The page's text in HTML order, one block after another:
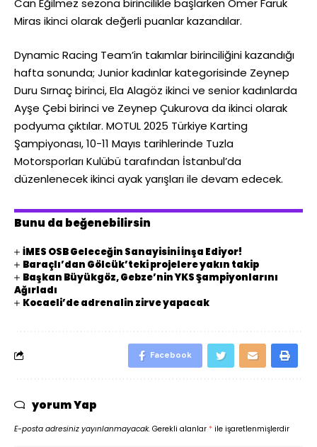
Can Eğilmez sezona birincilikle başlarken Ömer Faruk
Miras ikinci olarak değerli puanlar kazandılar.
Dynamic Racing Team’in takımlar birinciliğini kazandığı
hafta sonunda; Junior kadınlar kategorisinde Zeynep
Duru Sırnaç birinci, Ela Alagöz ikinci ve senior kadınlarda
Ayşe Çebi birinci ve Zeynep Çukurova da ikinci olarak
podyuma çıktılar. MOTUL 2025 Türkiye Karting
Şampiyonası, 10-11 Mayıs tarihlerinde Tuzla
Motorsporları Kulübü tarafından İstanbul’da
düzenlenecek ikinci ayak yarışları ile devam edecek.
Bunu da beğenebilirsin
İMES OSB Geleceğin Sanayisini İnşa Ediyor!
Baraçlı’dan Gölcük’teki projelere yakın takip
Başkan Büyükgöz, Gebze’nin YKS Şampiyonlarını
Ağırladı
Kocaeli’de adrenalin zirve yapacak
Facebook
yorum Yap
E-posta adresiniz yayınlanmayacak. Gerekli alanlar * ile işaretlenmişlerdir